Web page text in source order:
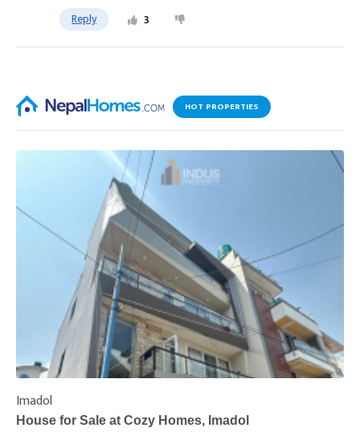
Reply 3
HOT PROPERTIES
Imadol
House for Sale at Cozy Homes, Imadol